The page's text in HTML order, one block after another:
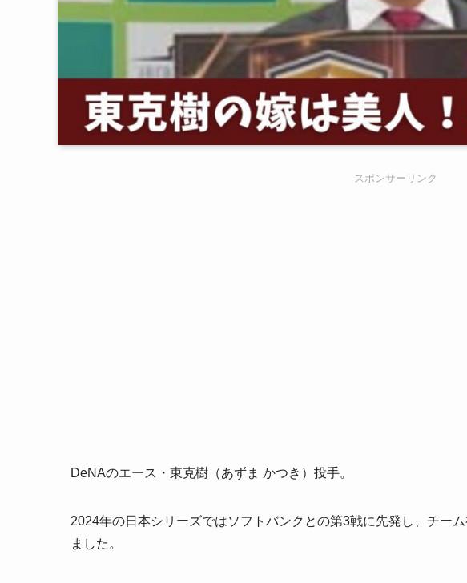
スポンサーリンク
DeNAのエース・東克樹（あずま かつき）投手。
2024年の日本シリーズではソフトバンクとの第3戦に先発し、チー
ました。